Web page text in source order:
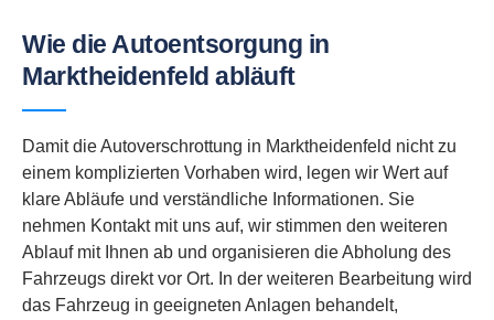
Wie die Autoentsorgung in
Marktheidenfeld abläuft
Damit die Autoverschrottung in Marktheidenfeld nicht zu
einem komplizierten Vorhaben wird, legen wir Wert auf
klare Abläufe und verständliche Informationen. Sie
nehmen Kontakt mit uns auf, wir stimmen den weiteren
Ablauf mit Ihnen ab und organisieren die Abholung des
Fahrzeugs direkt vor Ort. In der weiteren Bearbeitung wird
das Fahrzeug in geeigneten Anlagen behandelt,